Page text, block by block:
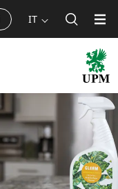
IT